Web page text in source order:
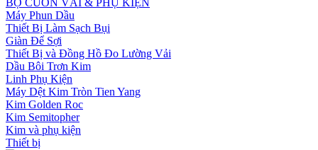
BỘ CUỐN VẢI & PHỤ KIỆN
Máy Phun Dầu
Thiết Bị Làm Sạch Bụi
Giàn Để Sợi
Thiết Bị và Đồng Hồ Đo Lường Vải
Dầu Bôi Trơn Kim
Linh Phụ Kiện
Máy Dệt Kim Tròn Tien Yang
Kim Golden Roc
Kim Semitopher
Kim và phụ kiện
Thiết bị